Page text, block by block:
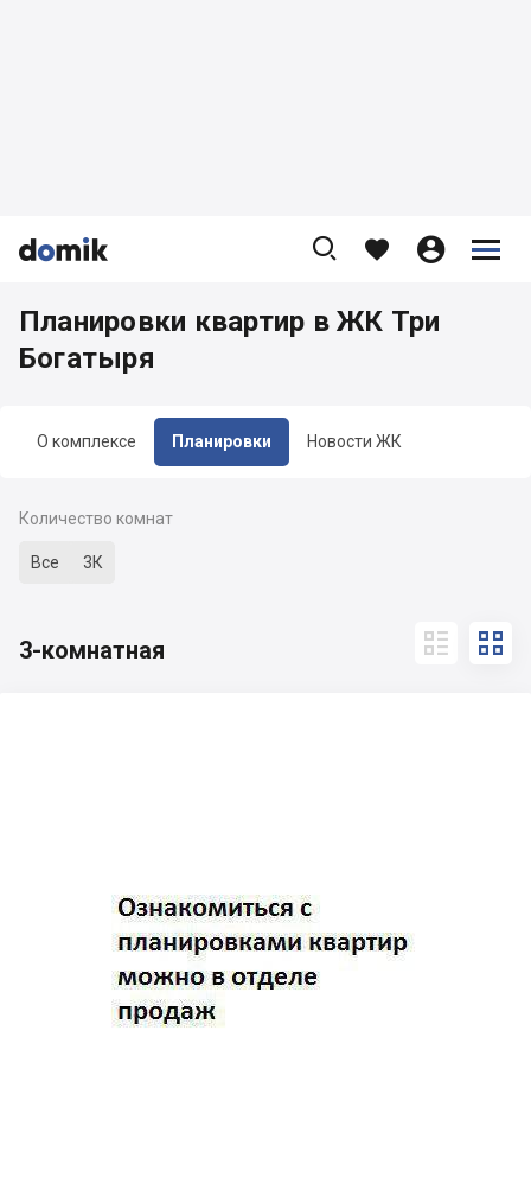


    


О комплексе Планировки Новости ЖК
Планировки квартир в ЖК Три
Богатыря
Количество комнат
Все 3К
3-комнатная  